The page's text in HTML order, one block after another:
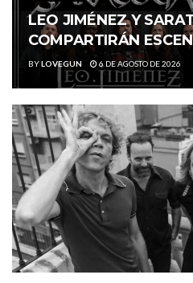
LEO JIMÉNEZ Y
COMPARTIRÁN
BYLOVEGUN 6 DE AGOSTO DE 2026